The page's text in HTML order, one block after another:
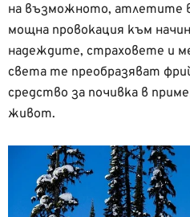
на възможното, атлетите
мощна провокация към
надеждите, страховете и
света те преобразяват
средство за почивка в
живот.